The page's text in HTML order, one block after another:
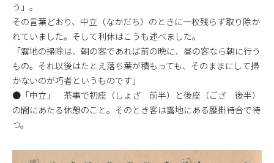
う」。
その言葉どおり、中立（なかだち）のときに一枚残らず取り除か
れていました。そして利休はこうも述べました。
「露地の掃除は、朝の客であれば前の晩に、昼の客なら朝に行う
もの。それ以後はたとえ落ち葉が積もっても、そのままにして掃
かないのが巧者というものです」
●「中立」 茶事で初座（しょざ 前半）と後座（ござ 後半）
の間にあたる休憩のこと。そのとき客は露地にある腰掛待合で待
つ。